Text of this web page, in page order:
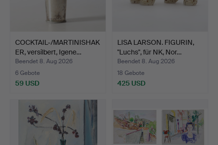
COCKTAIL-/MARTINISHAK
ER, versilbert, Igene…
Beendet 8. Aug 2026
6 Gebote
59 USD
LISA LARSON. FIGURIN,
"Luchs", für NK, Nor…
Beendet 8. Aug 2026
18 Gebote
425 USD